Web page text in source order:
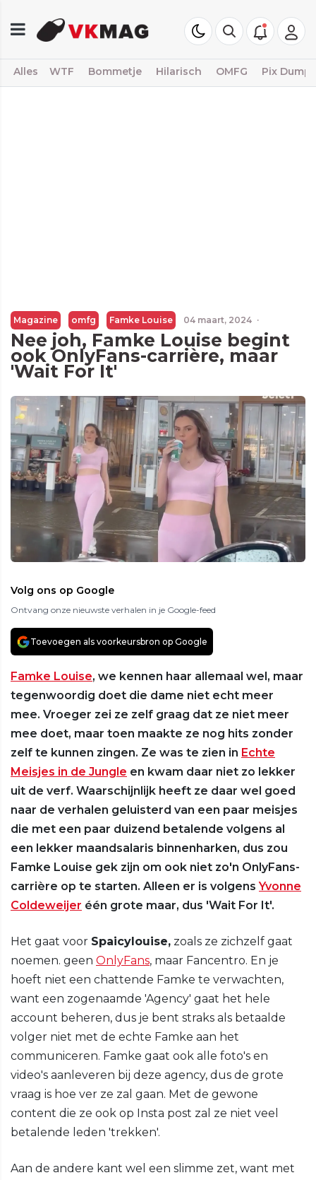
Alles WTF Bommetje Hilarisch OMFG Pix Dump
Magazine omfg Famke Louise 04 maart, 2024 ·
Nee joh, Famke Louise begint
ook OnlyFans-carrière, maar
'Wait For It'
Volg ons op Google
Ontvang onze nieuwste verhalen in je Google-feed
Toevoegen als voorkeursbron op Google
Famke Louise, we kennen haar allemaal wel, maar
tegenwoordig doet die dame niet echt meer
mee. Vroeger zei ze zelf graag dat ze niet meer
mee doet, maar toen maakte ze nog hits zonder
zelf te kunnen zingen. Ze was te zien in Echte
Meisjes in de Jungle en kwam daar niet zo lekker
uit de verf. Waarschijnlijk heeft ze daar wel goed
naar de verhalen geluisterd van een paar meisjes
die met een paar duizend betalende volgens al
een lekker maandsalaris binnenharken, dus zou
Famke Louise gek zijn om ook niet zo'n OnlyFans-
carrière op te starten. Alleen er is volgensYvonne
Coldeweijer één grote maar, dus 'Wait For It'.
Het gaat voor Spaicylouise, zoals ze zichzelf gaat
noemen. geen OnlyFans, maar Fancentro. En je
hoeft niet een chattende Famke te verwachten,
want een zogenaamde 'Agency' gaat het hele
account beheren, dus je bent straks als betaalde
volger niet met de echte Famke aan het
communiceren. Famke gaat ook alle foto's en
video's aanleveren bij deze agency, dus de grote
vraag is hoe ver ze zal gaan. Met de gewone
content die ze ook op Insta post zal ze niet veel
betalende leden 'trekken'.
Aan de andere kant wel een slimme zet, want met